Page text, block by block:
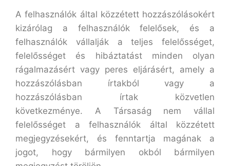
A felhasználók által közzétett hozzászólásokért
kizárólag a felhasználók felelősek, és a
felhasználók vállalják a teljes felelősséget,
felelősséget és hibáztatást minden olyan
rágalmazásért vagy peres eljárásért, amely a
hozzászólásban írtakból vagy a
hozzászólásban írtak közvetlen
következménye. A Társaság nem vállal
felelősséget a felhasználók által közzétett
megjegyzésekért, és fenntartja magának a
jogot, hogy bármilyen okból bármilyen